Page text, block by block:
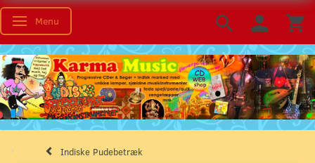
Skifte navigation
Menu
Indiske Pudebetræk